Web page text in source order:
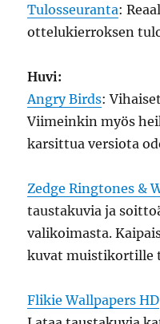
Tulosseuranta:
ottelukierroksen
Huvi:
Angry Birds:
Viimeinkin myös
karsittua versiota
Zedge Ringtones &
taustakuvia ja
valikoimasta.
kuvat muistikortille
Flikie Wallpapers HD